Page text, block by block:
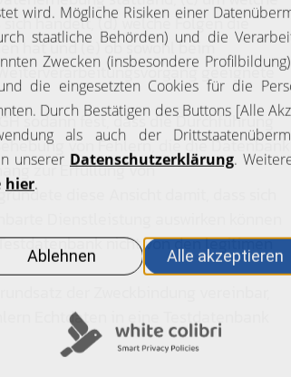
handelt, (d) welche Folgen die
hat und (e) ob sowohl beim
geeignete
sodann fest, dass die Durchführung
von Fehlern, die die Datenbank
zur Erfüllung von
diese Ansicht damit, dass sich
Dienstleistung auswirken können
nicht von den legitimen
der Zweckbindung vereinbar,
Echtdaten in eine Testdatenbank